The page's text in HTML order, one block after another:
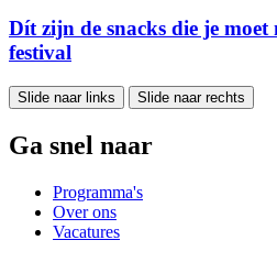
Dít zijn de snacks die je moet
festival
Slide naar links Slide naar rechts
Ga snel naar
Programma's
Over ons
Vacatures